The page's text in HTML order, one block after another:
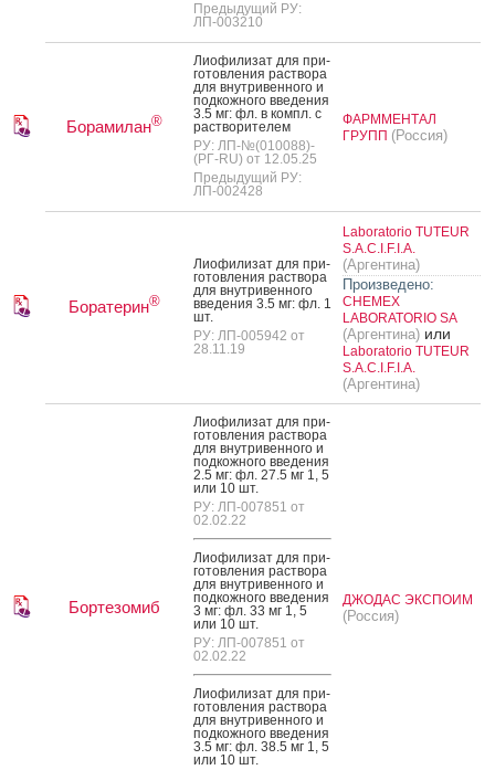
Предыдущий РУ:
ЛП-003210
Борамилан®
Ли­офи­лизат для при­
готов­ле­ния рас­тво­ра
для внут­ри­вен­но­го и
под­кожно­го вве­дения
3.5 мг: фл. в компл. с
рас­тво­рите­лем
РУ: ЛП-№(010088)-
(РГ-RU) от 12.05.25
Предыдущий РУ:
ЛП-002428
ФАРММЕНТАЛ
ГРУПП (Россия)
Боратерин®
Ли­офи­лизат для при­
готов­ле­ния рас­тво­ра
для внут­ри­вен­но­го
вве­дения 3.5 мг: фл. 1
шт.
РУ: ЛП-005942 от
28.11.19
Laboratorio TUTEUR
S.A.C.I.F.I.A.
(Аргентина)
Произведено:
CHEMEX
LABORATORIO SA
(Аргентина) или
Laboratorio TUTEUR
S.A.C.I.F.I.A.
(Аргентина)
Бортезомиб
Ли­офи­лизат для при­
готов­ле­ния рас­тво­ра
для внут­ри­вен­но­го и
под­кожно­го вве­дения
2.5 мг: фл. 27.5 мг 1, 5
или 10 шт.
РУ: ЛП-007851 от
02.02.22
Ли­офи­лизат для при­
готов­ле­ния рас­тво­ра
для внут­ри­вен­но­го и
под­кожно­го вве­дения
3 мг: фл. 33 мг 1, 5
или 10 шт.
РУ: ЛП-007851 от
02.02.22
Ли­офи­лизат для при­
готов­ле­ния рас­тво­ра
для внут­ри­вен­но­го и
под­кожно­го вве­дения
3.5 мг: фл. 38.5 мг 1, 5
или 10 шт.
ДЖОДАС ЭКСПОИМ
(Россия)